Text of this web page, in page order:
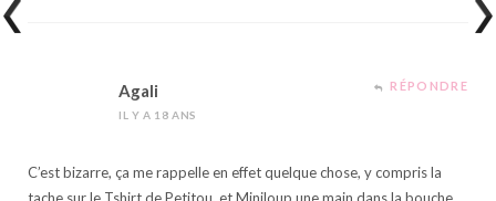
Agali
IL Y A 18 ANS
RÉPONDRE
C’est bizarre, ça me rappelle en effet quelque chose, y compris la